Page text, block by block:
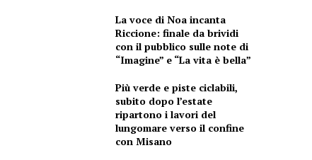
La voce di Noa incanta
Riccione: finale da brividi
con il pubblico sulle note di
“Imagine” e “La vita è bella”
Più verde e piste ciclabili,
subito dopo l’estate
ripartono i lavori del
lungomare verso il confine
con Misano